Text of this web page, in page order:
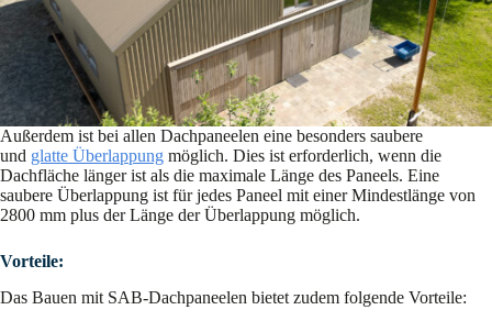
Außerdem ist bei allen Dachpaneelen eine besonders saubere
und glatte Überlappung möglich. Dies ist erforderlich, wenn die
Dachfläche länger ist als die maximale Länge des Paneels. Eine
saubere Überlappung ist für jedes Paneel mit einer Mindestlänge von
2800 mm plus der Länge der Überlappung möglich.
Vorteile:
Das Bauen mit SAB-Dachpaneelen bietet zudem folgende Vorteile: